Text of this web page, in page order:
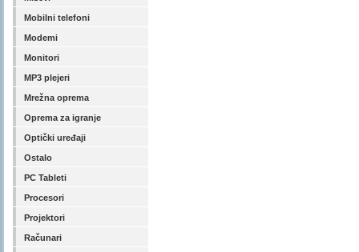
Mobilni telefoni
Modemi
Monitori
MP3 plejeri
Mrežna oprema
Oprema za igranje
Optički uređaji
Ostalo
PC Tableti
Procesori
Projektori
Računari